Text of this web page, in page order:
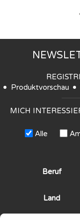
Produktvorschau
MICH
Alle
Beruf
Land